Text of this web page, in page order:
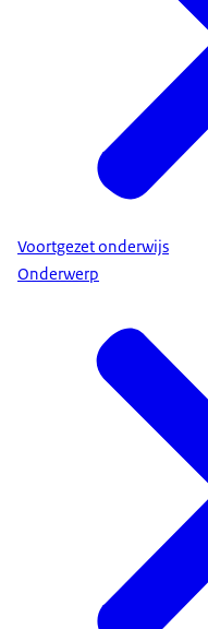
Voortgezet onderwijs
Onderwerp